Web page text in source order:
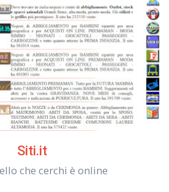
Siti.it
che cerchi è online